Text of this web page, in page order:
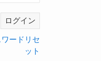
ードリセ
ット